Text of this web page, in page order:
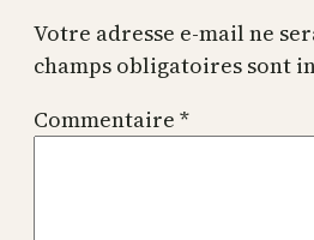
Votre adresse e-mail ne
champs obligatoires sont
Commentaire *